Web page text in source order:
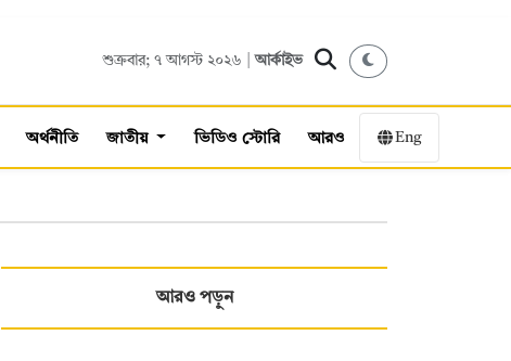
শুক্রবার; ৭ আগস্ট ২০২৬ |আর্কাইভ
অর্থনীতি জাতীয় ভিডিও স্টোরি আরও Eng
আরও পড়ুন